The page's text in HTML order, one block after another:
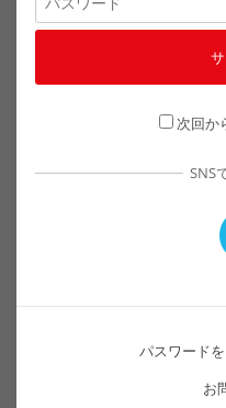
次回か
SNS
パスワード
お